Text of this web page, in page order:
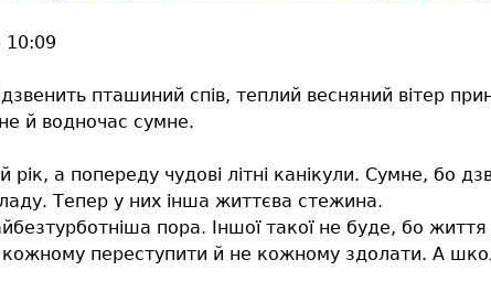
10:09
пташиний спів, теплий весняний вітер
й водночас сумне.
рік, а попереду чудові літні канікули. Сумне, бо
Тепер у них інша життєва стежина.
пора. Іншої такої не буде, бо
кожному переступити й не кожному здолати. А